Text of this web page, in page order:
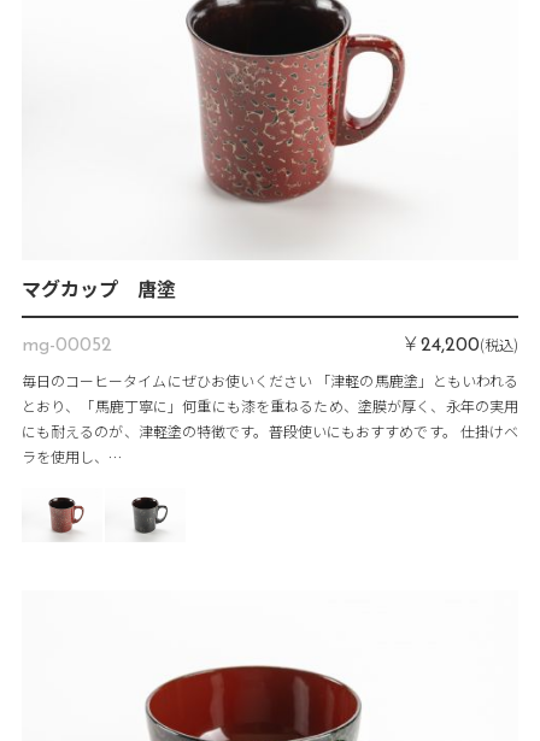
マグカップ 唐塗
mg-00052 ￥24,200(税込)
毎日のコーヒータイムにぜひお使いください 「津軽の馬鹿塗」ともいわれる
とおり、「馬鹿丁寧に」何重にも漆を重ねるため、塗膜が厚く、永年の実用
にも耐えるのが、津軽塗の特徴です。普段使いにもおすすめです。 仕掛けベ
ラを使用し、…